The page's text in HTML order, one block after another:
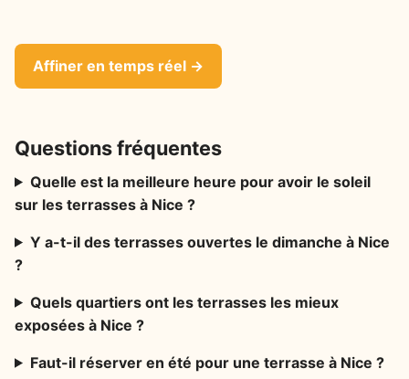
Affiner en temps réel →
Questions fréquentes
Quelle est la meilleure heure pour avoir le soleil
sur les terrasses à Nice ?
Y a-t-il des terrasses ouvertes le dimanche à Nice
?
Quels quartiers ont les terrasses les mieux
exposées à Nice ?
Faut-il réserver en été pour une terrasse à Nice ?